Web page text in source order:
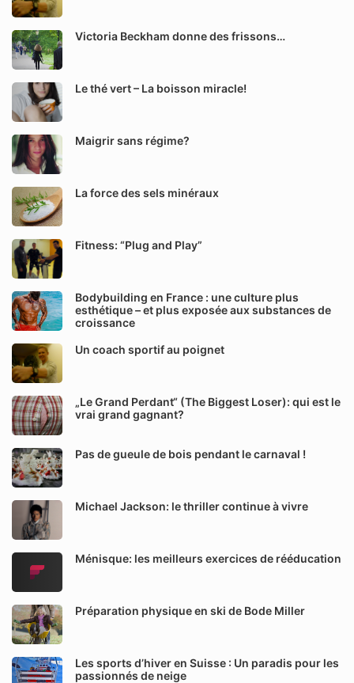
Victoria Beckham donne des frissons…
Le thé vert – La boisson miracle!
Maigrir sans régime?
La force des sels minéraux
Fitness: “Plug and Play”
Bodybuilding en France : une culture plus
esthétique – et plus exposée aux substances de
croissance
Un coach sportif au poignet
„Le Grand Perdant“ (The Biggest Loser): qui est le
vrai grand gagnant?
Pas de gueule de bois pendant le carnaval !
Michael Jackson: le thriller continue à vivre
Ménisque: les meilleurs exercices de rééducation
Préparation physique en ski de Bode Miller
Les sports d’hiver en Suisse : Un paradis pour les
passionnés de neige